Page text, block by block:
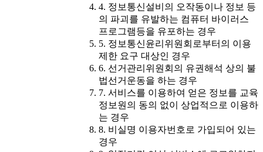
4. 정보통신설비의 오작동이나 정보 등
의 파괴를 유발하는 컴퓨터 바이러스
프로그램등을 유포하는 경우
5. 정보통신윤리위원회로부터의 이용
제한 요구 대상인 경우
6. 선거관리위원회의 유권해석 상의 불
법선거운동을 하는 경우
7. 서비스를 이용하여 얻은 정보를 교육
정보원의 동의 없이 상업적으로 이용하
는 경우
8. 비실명 이용자번호로 가입되어 있는
경우